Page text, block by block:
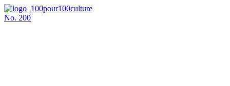
No. 200